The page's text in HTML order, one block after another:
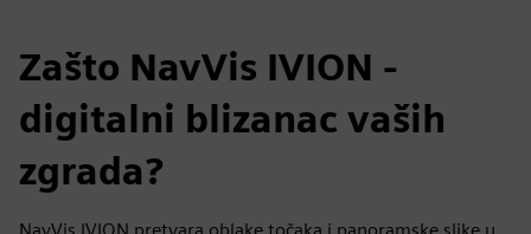
Zašto NavVis IVION -
digitalni blizanac vaših
zgrada?